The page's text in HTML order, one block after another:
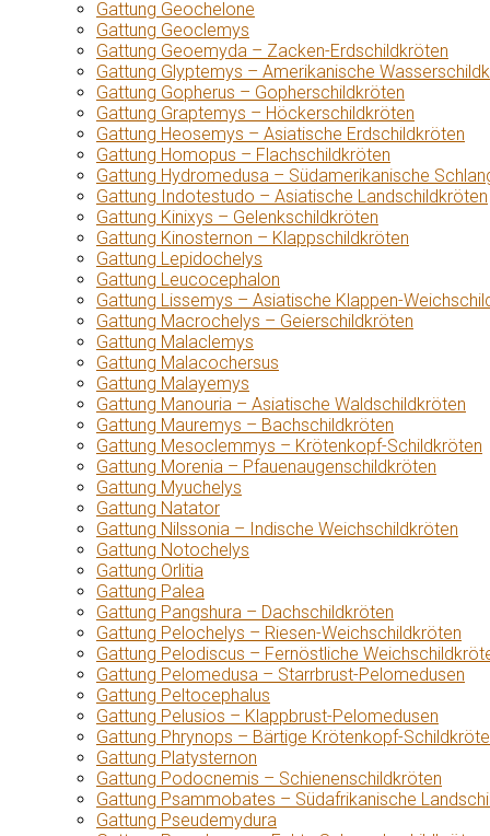
Gattung Geochelone
Gattung Geoclemys
Gattung Geoemyda – Zacken-Erdschildkröten
Gattung Glyptemys – Amerikanische
Gattung Gopherus – Gopherschildkröten
Gattung Graptemys – Höckerschildkröten
Gattung Heosemys – Asiatische Erdschildkröten
Gattung Homopus – Flachschildkröten
Gattung Hydromedusa – Südamerikanische
Gattung Indotestudo – Asiatische Landschildkröten
Gattung Kinixys – Gelenkschildkröten
Gattung Kinosternon – Klappschildkröten
Gattung Lepidochelys
Gattung Leucocephalon
Gattung Lissemys – Asiatische Klappen-
Gattung Macrochelys – Geierschildkröten
Gattung Malaclemys
Gattung Malacochersus
Gattung Malayemys
Gattung Manouria – Asiatische Waldschildkröten
Gattung Mauremys – Bachschildkröten
Gattung Mesoclemmys – Krötenkopf-Schildkröten
Gattung Morenia – Pfauenaugenschildkröten
Gattung Myuchelys
Gattung Natator
Gattung Nilssonia – Indische Weichschildkröten
Gattung Notochelys
Gattung Orlitia
Gattung Palea
Gattung Pangshura – Dachschildkröten
Gattung Pelochelys – Riesen-Weichschildkröten
Gattung Pelodiscus – Fernöstliche
Gattung Pelomedusa – Starrbrust-Pelomedusen
Gattung Peltocephalus
Gattung Pelusios – Klappbrust-Pelomedusen
Gattung Phrynops – Bärtige Krötenkopf-
Gattung Platysternon
Gattung Podocnemis – Schienenschildkröten
Gattung Psammobates – Südafrikanische
Gattung Pseudemydura